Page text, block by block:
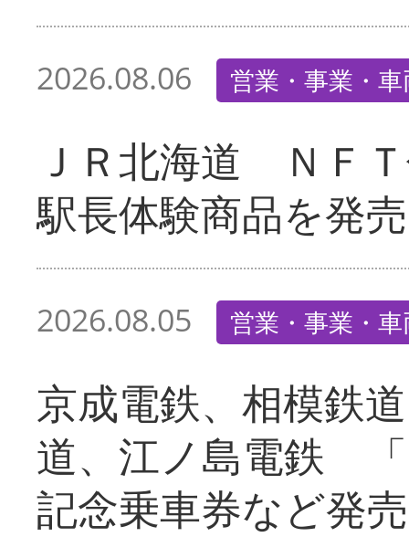
2026.08.06 営業・事業・
ＪＲ北海道 ＮＦ
駅長体験商品を発売
2026.08.05 営業・事業・
京成電鉄、相模鉄
道、江ノ島電鉄
記念乗車券など発売